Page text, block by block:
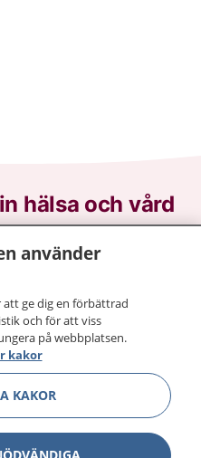
hälsa och vård
och information om
du kan kontakta.
1177 för
runt.
bättre.
använder
att ge dig en förbättrad
och för att viss
på webbplatsen.
kakor
KAKOR